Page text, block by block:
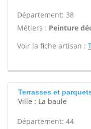
Département: 38
Métiers : Peinture
Voir la fiche artisan :
Terrasses et
Ville : La baule
Département: 44